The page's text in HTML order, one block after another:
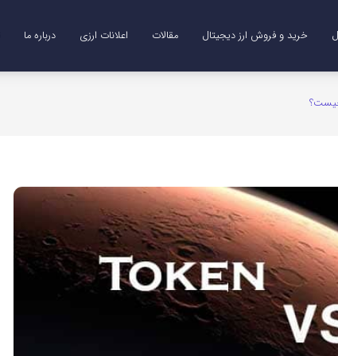
خرید و فروش ارز دیجیتال مقالات اعلانات ارزی درباره ما